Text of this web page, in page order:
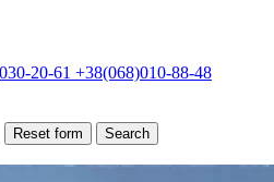
20-61 +38(068)010-88-48
Reset form Search